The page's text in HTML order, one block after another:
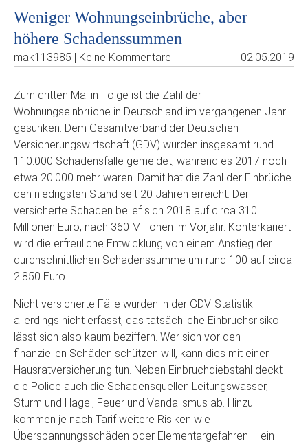
Weniger Wohnungseinbrüche, aber
höhere Schadenssummen
mak113985 | Keine Kommentare 02.05.2019
Zum dritten Mal in Folge ist die Zahl der
Wohnungseinbrüche in Deutschland im vergangenen Jahr
gesunken. Dem Gesamtverband der Deutschen
Versicherungswirtschaft (GDV) wurden insgesamt rund
110.000 Schadensfälle gemeldet, während es 2017 noch
etwa 20.000 mehr waren. Damit hat die Zahl der Einbrüche
den niedrigsten Stand seit 20 Jahren erreicht. Der
versicherte Schaden belief sich 2018 auf circa 310
Millionen Euro, nach 360 Millionen im Vorjahr. Konterkariert
wird die erfreuliche Entwicklung von einem Anstieg der
durchschnittlichen Schadenssumme um rund 100 auf circa
2.850 Euro.
Nicht versicherte Fälle wurden in der GDV-Statistik
allerdings nicht erfasst, das tatsächliche Einbruchsrisiko
lässt sich also kaum beziffern. Wer sich vor den
finanziellen Schäden schützen will, kann dies mit einer
Hausratversicherung tun. Neben Einbruchdiebstahl deckt
die Police auch die Schadensquellen Leitungswasser,
Sturm und Hagel, Feuer und Vandalismus ab. Hinzu
kommen je nach Tarif weitere Risiken wie
Überspannungsschäden oder Elementargefahren – ein